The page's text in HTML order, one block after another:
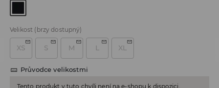
Velikost (brzy dostupný)
XS S M L XL
Průvodce velikostmi
Tento produkt v tuto chvíli není na e-shopu k dispozici.